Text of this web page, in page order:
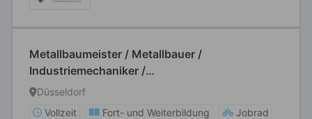
Metallbaumeister / Metallbauer /
Industriemechaniker /
Konstruktionsmechaniker (m/w/d) - im
Düsseldorf
Vollzeit
Fort- und Weiterbildung
Jobrad